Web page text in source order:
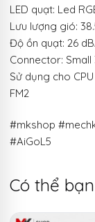
LED quạt: Led
Lưu lượng gió:
Độ ồn quạt: 26
Connector:
Sử dụng cho CPU
FM2
#mkshop
#AiGoL5
Có thể